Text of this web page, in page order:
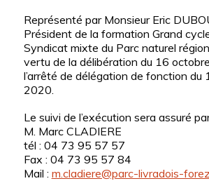
Représenté par Monsieur Eric
Président de la formation Grand cycle
Syndicat mixte du Parc naturel
vertu de la délibération du 16
l’arrêté de délégation de fonction du
2020.
Le suivi de l’exécution sera assuré
M. Marc CLADIERE
tél : 04 73 95 57 57
Fax : 04 73 95 57 84
Mail : m.cladiere@parc-livradois-